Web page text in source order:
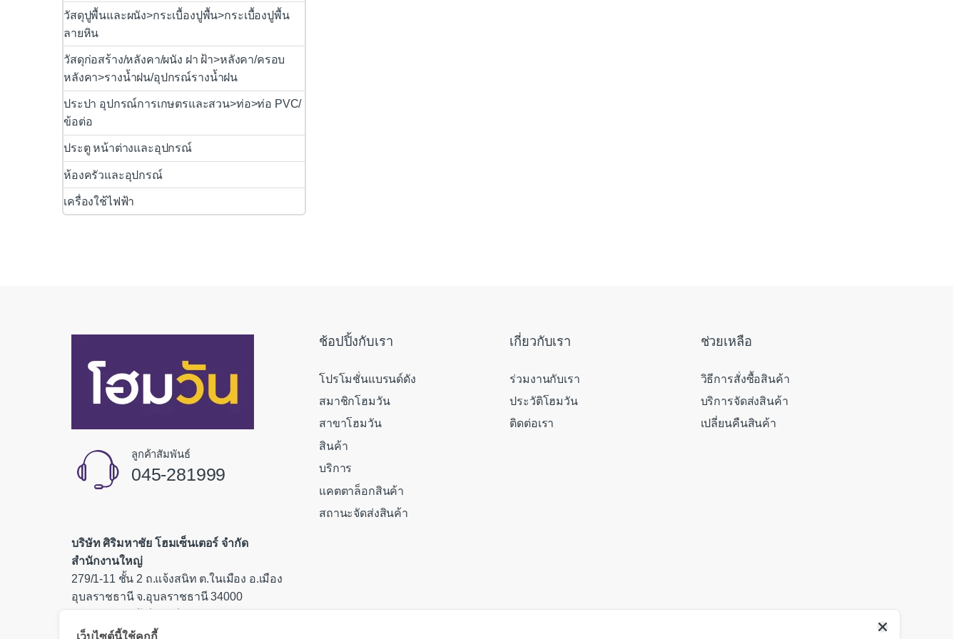
วัสดุปูพื้นและผนัง>กระเบื้องปูพื้น>กระเบื้องปูพื้น
ลายหิน
วัสดุก่อสร้าง/หลังคา/ผนัง ฝา ฝ้า>หลังคา/ครอบ
หลังคา>รางน้ำฝน/อุปกรณ์รางน้ำฝน
ประปา อุปกรณ์การเกษตรและสวน>ท่อ>ท่อ PVC/
ข้อต่อ
ประตู หน้าต่างและอุปกรณ์
ห้องครัวและอุปกรณ์
เครื่องใช้ไฟฟ้า
ลูกค้าสัมพันธ์
045-281999
บริษัท ศิริมหาชัย โฮมเซ็นเตอร์ จำกัด
สำนักงานใหญ่
279/1-11 ชั้น 2 ถ.แจ้งสนิท ต.ในเมือง อ.เมือง
อุบลราชธานี จ.อุบลราชธานี 34000
ช้อปปิ้งกับเรา
โปรโมชั่นแบรนด์ดัง
สมาชิกโฮมวัน
สาขาโฮมวัน
สินค้า
บริการ
แคตตาล็อกสินค้า
สถานะจัดส่งสินค้า
เกี่ยวกับเรา
ร่วมงานกับเรา
ประวัติโฮมวัน
ติดต่อเรา
ช่วยเหลือ
วิธีการสั่งซื้อสินค้า
บริการจัดส่งสินค้า
เปลี่ยนคืนสินค้า
เว็บไซต์นี้ใช้คุกกี้